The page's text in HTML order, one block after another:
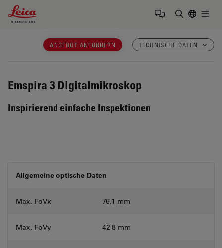
Leica Microsystems Logo
ANGEBOT ANFORDERN TECHNISCHE DATEN
Emspira 3 Digitalmikroskop
Inspirierend einfache Inspektionen
Allgemeine optische Daten
Max. FoVx 76,1 mm
Max. FoVy 42,8 mm